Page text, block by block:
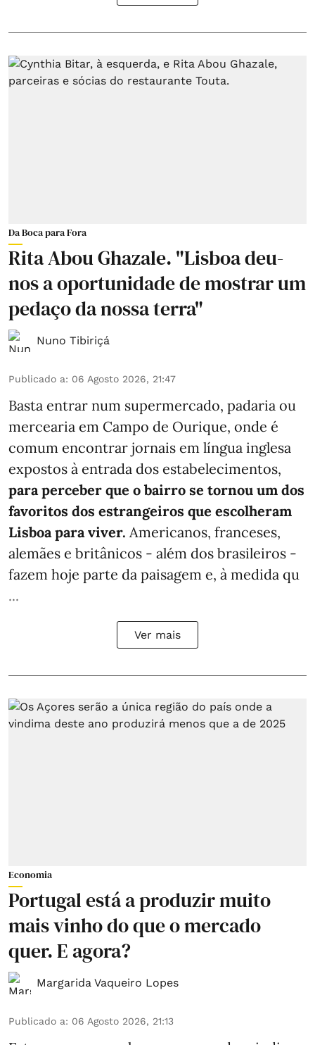
Da Boca para Fora
Rita Abou Ghazale. "Lisboa deu-
nos a oportunidade de mostrar um
pedaço da nossa terra"
Nuno Tibiriçá
Publicado a: 06 Agosto 2026, 21:47
Basta entrar num supermercado, padaria ou
mercearia em Campo de Ourique, onde é
comum encontrar jornais em língua inglesa
expostos à entrada dos estabelecimentos,
para perceber que o bairro se tornou um dos
favoritos dos estrangeiros que escolheram
Lisboa para viver. Americanos, franceses,
alemães e britânicos - além dos brasileiros -
fazem hoje parte da paisagem e, à medida qu
...
Ver mais
Economia
Portugal está a produzir muito
mais vinho do que o mercado
quer. E agora?
Margarida Vaqueiro Lopes
Publicado a: 06 Agosto 2026, 21:13